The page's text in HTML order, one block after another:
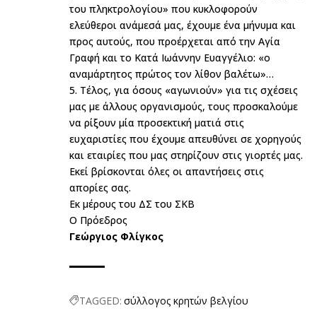
του πληκτρολογίου» που κυκλοφορούν
ελεύθεροι ανάμεσά μας, έχουμε ένα μήνυμα και
προς αυτούς, που προέρχεται από την Αγία
Γραφή και το Κατά Ιωάννην Ευαγγέλιο: «ο
αναμάρτητος πρώτος τον λίθον βαλέτω»…
5. Τέλος, για όσους «αγωνιούν» για τις σχέσεις
μας με άλλους οργανισμούς, τους προσκαλούμε
να ρίξουν μία προσεκτική ματιά στις
ευχαριστίες που έχουμε απευθύνει σε χορηγούς
και εταιρίες που μας στηρίζουν στις γιορτές μας.
Εκεί βρίσκονται όλες οι απαντήσεις στις
απορίες σας.
Εκ μέρους του ΔΣ του ΣΚΒ
Ο Πρόεδρος
Γεώργιος Φλίγκος
TAGGED: σύλλογος κρητών βελγίου